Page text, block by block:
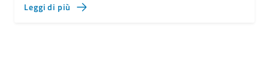
Leggi di più